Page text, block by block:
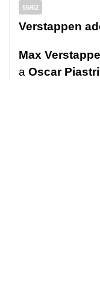
55/62
Verstappen
Max
a Oscar Piastri